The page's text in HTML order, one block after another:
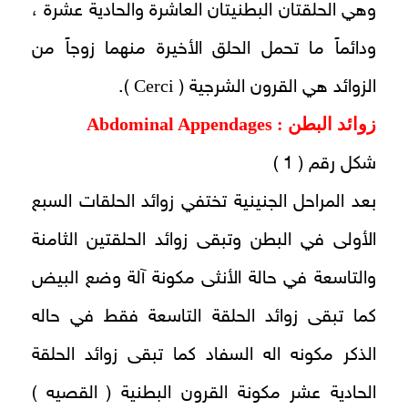
وهي الحلقتان البطنيتان العاشرة والحادية عشرة ،
ودائماً ما تحمل الحلق الأخيرة منهما زوجاً من
الزوائد هي القرون الشرجية ( Cerci
).
زوائد البطن : Abdominal Appendages
شكل رقم ( 1 )
بعد المراحل الجنينية تختفي زوائد الحلقات السبع
الأولى في البطن وتبقى زوائد الحلقتين الثامنة
والتاسعة في حالة الأنثى مكونة آلة وضع البيض
كما تبقى زوائد الحلقة التاسعة فقط في حاله
الذكر مكونه اله السفاد كما تبقى زوائد الحلقة
الحادية عشر مكونة القرون البطنية ( القصيه )